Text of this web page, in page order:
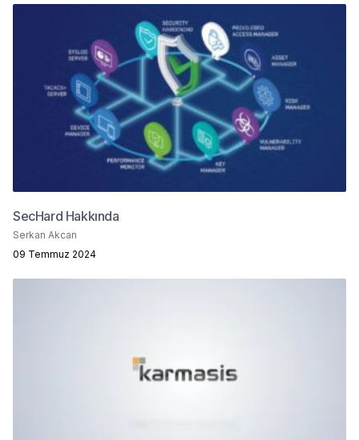
SecHard Hakkında
Serkan Akcan
09 Temmuz 2024